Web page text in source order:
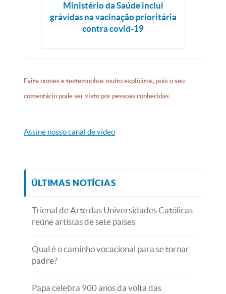
Ministério da Saúde inclui
grávidas na vacinação prioritária
contra covid-19
Evite nomes e testemunhos muito explícitos, pois o seu
comentário pode ser visto por pessoas conhecidas.
Assine nosso canal de vídeo
ÚLTIMAS NOTÍCIAS
Trienal de Arte das Universidades Católicas
reúne artistas de sete países
Qual é o caminho vocacional para se tornar
padre?
Papa celebra 900 anos da volta das